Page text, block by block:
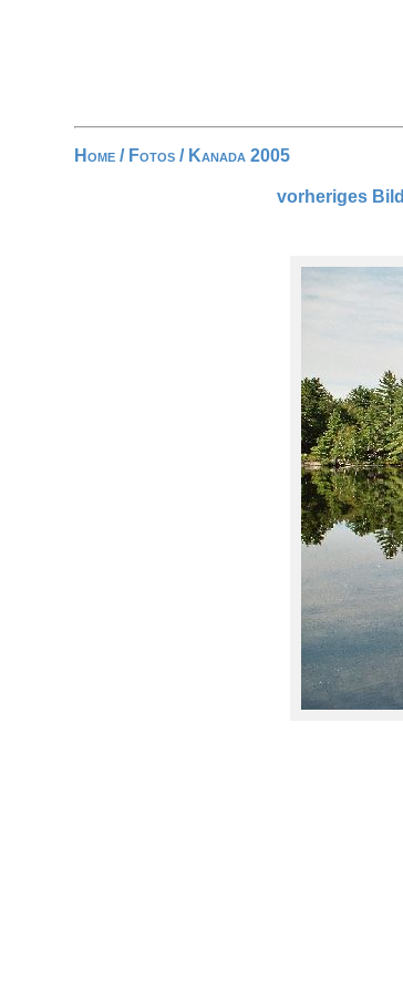
Home / Fotos / Kanada 2005
vorheriges Bild